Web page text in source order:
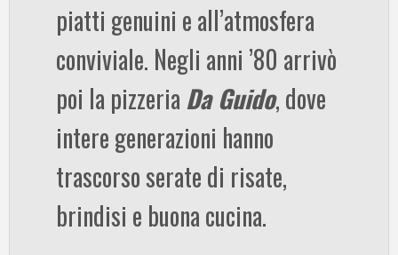
piatti genuini e all’atmosfera
conviviale. Negli anni ’80 arrivò
poi la pizzeria Da Guido, dove
intere generazioni hanno
trascorso serate di risate,
brindisi e buona cucina.